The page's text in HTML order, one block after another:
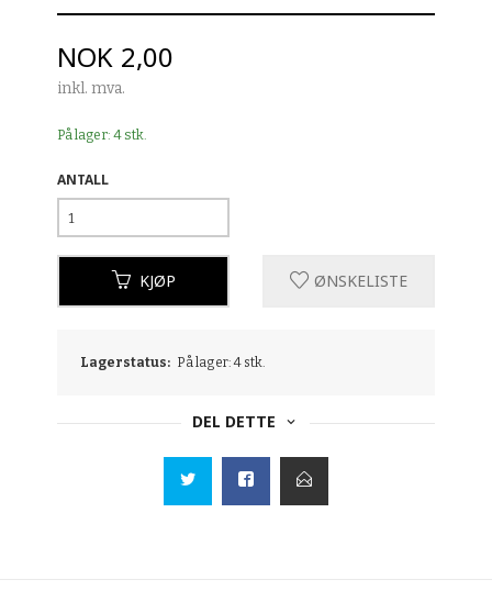
Pris
NOK 2,00
inkl. mva.
På lager: 4 stk.
ANTALL
KJØP ØNSKELISTE
Lagerstatus: På lager: 4 stk.
DEL DETTE